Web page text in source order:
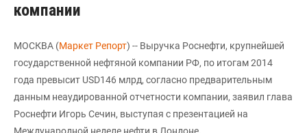
компании
МОСКВА (Маркет Репорт) -- Выручка Роснефти, крупнейшей
государственной нефтяной компании РФ, по итогам 2014
года превысит USD146 млрд, согласно предварительным
данным неаудированной отчетности компании, заявил глава
Роснефти Игорь Сечин, выступая с презентацией на